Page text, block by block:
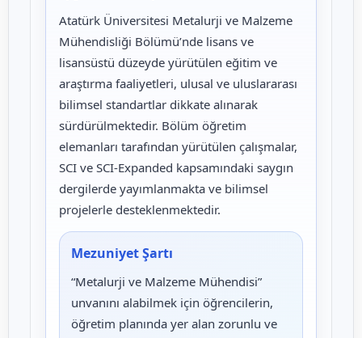
Atatürk Üniversitesi Metalurji ve Malzeme
Mühendisliği Bölümü’nde lisans ve
lisansüstü düzeyde yürütülen eğitim ve
araştırma faaliyetleri, ulusal ve uluslararası
bilimsel standartlar dikkate alınarak
sürdürülmektedir. Bölüm öğretim
elemanları tarafından yürütülen çalışmalar,
SCI ve SCI-Expanded kapsamındaki saygın
dergilerde yayımlanmakta ve bilimsel
projelerle desteklenmektedir.
Mezuniyet Şartı
“Metalurji ve Malzeme Mühendisi”
unvanını alabilmek için öğrencilerin,
öğretim planında yer alan zorunlu ve